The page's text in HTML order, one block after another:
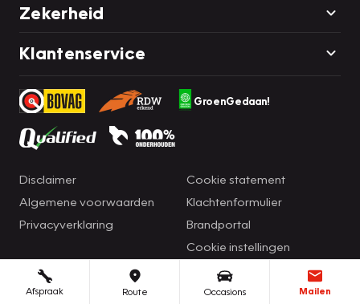
Afspraak Route Occasions Mailen
Zekerheid
Klantenservice
GroenGedaan!
Disclaimer
Algemene voorwaarden
Privacyverklaring
Cookie statement
Klachtenformulier
Brandportal
Cookie instellingen